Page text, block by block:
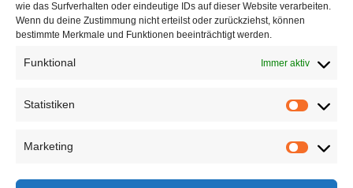
wie das Surfverhalten oder eindeutige IDs auf dieser Website verarbeiten.
Wenn du deine Zustimmung nicht erteilst oder zurückziehst, können
bestimmte Merkmale und Funktionen beeinträchtigt werden.
Funktional Immer aktiv
Statistiken
Marketing
Einkaufsbedingungen MCRT GmbH September 21